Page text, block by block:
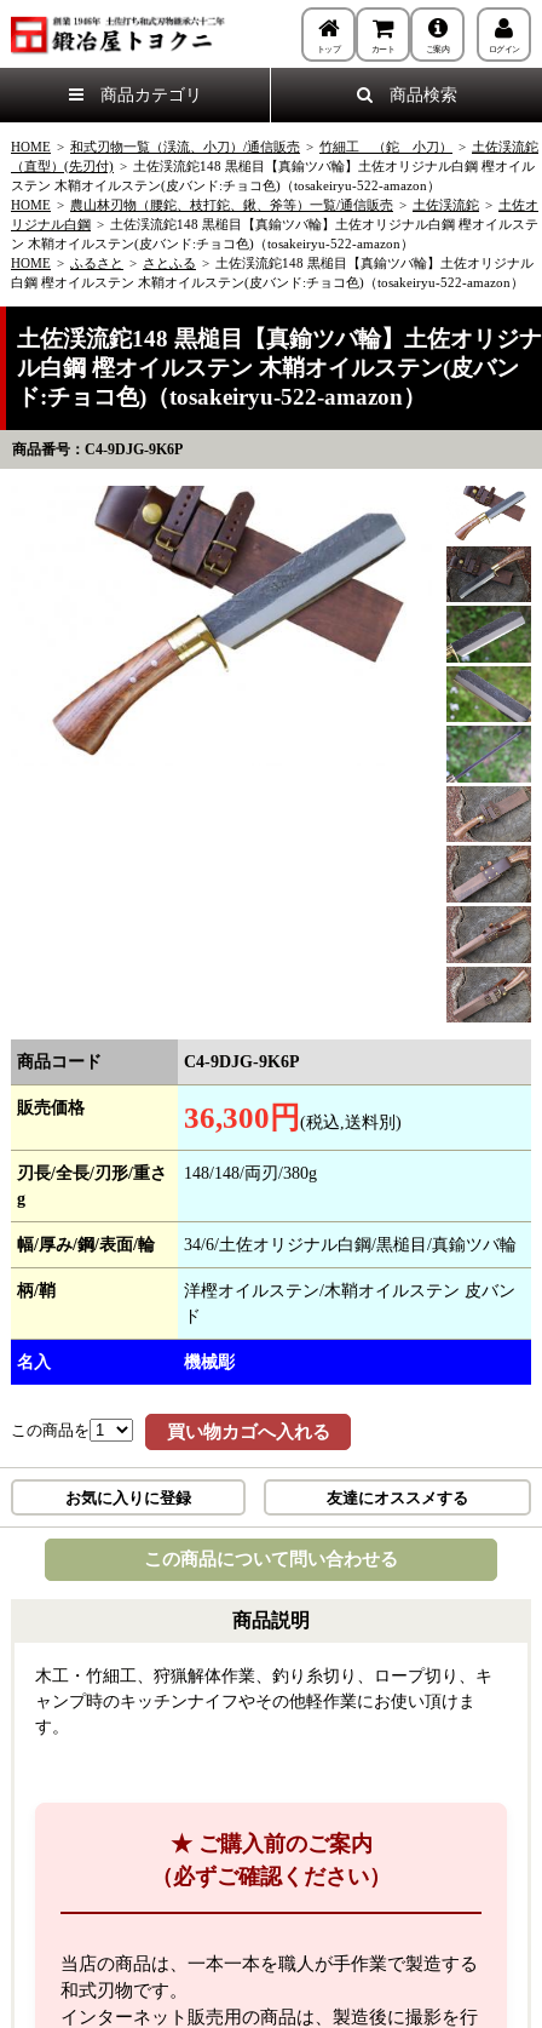
トップ カート ご案内 ログイン
商品カテゴリ 商品検索
HOME > 和式刃物一覧（渓流、小刀）/通信販売 > 竹細工 （鉈 小刀） > 土佐渓流鉈
（直型）(先刃付) > 土佐渓流鉈148 黒槌目【真鍮ツバ輪】土佐オリジナル白鋼 樫オイル
ステン 木鞘オイルステン(皮バンド:チョコ色)（tosakeiryu-522-amazon）
HOME > 農山林刃物（腰鉈、枝打鉈、鍬、斧等）一覧/通信販売 > 土佐渓流鉈 > 土佐オ
リジナル白鋼 > 土佐渓流鉈148 黒槌目【真鍮ツバ輪】土佐オリジナル白鋼 樫オイルステ
ン 木鞘オイルステン(皮バンド:チョコ色)（tosakeiryu-522-amazon）
HOME > ふるさと > さとふる > 土佐渓流鉈148 黒槌目【真鍮ツバ輪】土佐オリジナル
白鋼 樫オイルステン 木鞘オイルステン(皮バンド:チョコ色)（tosakeiryu-522-amazon）
土佐渓流鉈148 黒槌目【真鍮ツバ輪】土佐オリジナ
ル白鋼 樫オイルステン 木鞘オイルステン(皮バン
ド:チョコ色)（tosakeiryu-522-amazon）
商品番号：C4-9DJG-9K6P
商品コード C4-9DJG-9K6P
販売価格 36,300円 (税込,送料別)
刃長/全長/刃形/重さ
g
148/148/両刃/380g
幅/厚み/鋼/表面/輪 34/6/土佐オリジナル白鋼/黒槌目/真鍮ツバ輪
柄/鞘
洋樫オイルステン/木鞘オイルステン 皮バン
ド
名入 機械彫
この商品を 買い物カゴへ入れる
お気に入りに登録 友達にオススメする
この商品について問い合わせる
商品説明
木工・竹細工、狩猟解体作業、釣り糸切り、ロープ切り、キ
ャンプ時のキッチンナイフやその他軽作業にお使い頂けま
す。
★ ご購入前のご案内
（必ずご確認ください）
当店の商品は、一本一本を職人が手作業で製造する
和式刃物です。
インターネット販売用の商品は、製造後に撮影を行